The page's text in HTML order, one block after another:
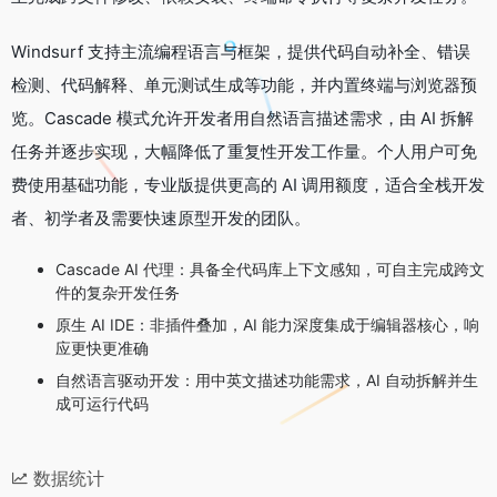
Windsurf 支持主流编程语言与框架，提供代码自动补全、错误
检测、代码解释、单元测试生成等功能，并内置终端与浏览器预
览。Cascade 模式允许开发者用自然语言描述需求，由 AI 拆解
任务并逐步实现，大幅降低了重复性开发工作量。个人用户可免
费使用基础功能，专业版提供更高的 AI 调用额度，适合全栈开发
者、初学者及需要快速原型开发的团队。
Cascade AI 代理：具备全代码库上下文感知，可自主完成跨文
件的复杂开发任务
原生 AI IDE：非插件叠加，AI 能力深度集成于编辑器核心，响
应更快更准确
自然语言驱动开发：用中英文描述功能需求，AI 自动拆解并生
成可运行代码
数据统计